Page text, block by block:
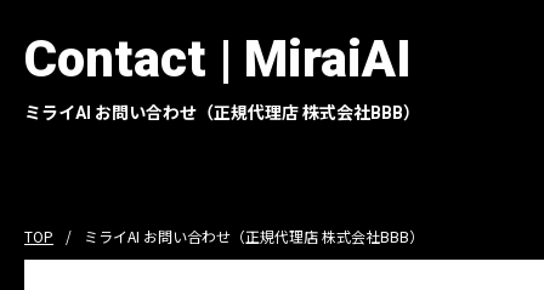
Contact | MiraiAI
ミライAI お問い合わせ（正規代理店 株式会社BBB）
TOP ミライAI お問い合わせ（正規代理店 株式会社BBB）